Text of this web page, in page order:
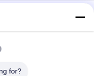
VHF UHF RC315 433
for?